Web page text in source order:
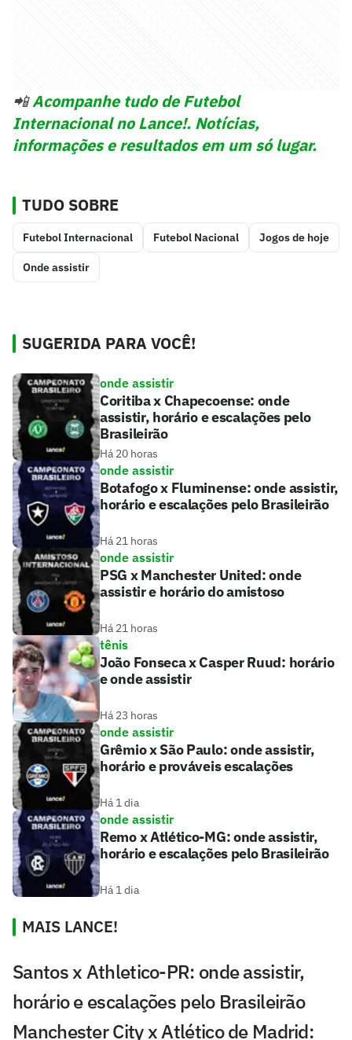
📲Acompanhe tudo de Futebol
Internacional no Lance!. Notícias,
informações e resultados em um só lugar.
TUDO SOBRE
Futebol Internacional Futebol Nacional Jogos de hoje
Onde assistir
SUGERIDA PARA VOCÊ!
onde assistir
Coritiba x Chapecoense: onde
assistir, horário e escalações pelo
Brasileirão
Há 20 horas
onde assistir
Botafogo x Fluminense: onde assistir,
horário e escalações pelo Brasileirão
Há 21 horas
onde assistir
PSG x Manchester United: onde
assistir e horário do amistoso
Há 21 horas
tênis
João Fonseca x Casper Ruud: horário
e onde assistir
Há 23 horas
onde assistir
Grêmio x São Paulo: onde assistir,
horário e prováveis escalações
Há 1 dia
onde assistir
Remo x Atlético-MG: onde assistir,
horário e escalações pelo Brasileirão
Há 1 dia
MAIS LANCE!
Santos x Athletico-PR: onde assistir,
horário e escalações pelo Brasileirão
Manchester City x Atlético de Madrid: